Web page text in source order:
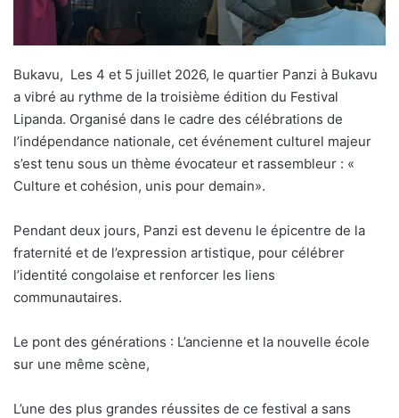
Bukavu, Les 4 et 5 juillet 2026, le quartier Panzi à Bukavu
a vibré au rythme de la troisième édition du Festival
Lipanda. Organisé dans le cadre des célébrations de
l’indépendance nationale, cet événement culturel majeur
s’est tenu sous un thème évocateur et rassembleur : «
Culture et cohésion, unis pour demain».
Pendant deux jours, Panzi est devenu le épicentre de la
fraternité et de l’expression artistique, pour célébrer
l’identité congolaise et renforcer les liens
communautaires.
Le pont des générations : L’ancienne et la nouvelle école
sur une même scène,
L’une des plus grandes réussites de ce festival a sans